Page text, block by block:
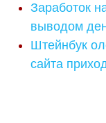
Заработок
выводом
Штейнбук
сайта